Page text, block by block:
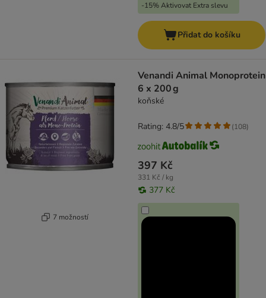
-15% Aktivovat Extra slevu
Přidat do košíku
7 možností
Venandi Animal Monoprotein
6 x 200 g
koňské
397 Kč
331 Kč / kg
377 Kč
Rating: 4.8/5 (108)